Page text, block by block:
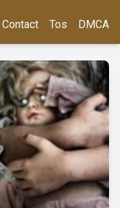
Contact Tos DMCA